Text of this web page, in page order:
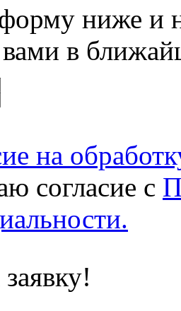
ниже и
вами в
на
согласие с